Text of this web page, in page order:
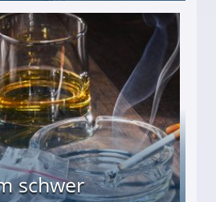
Ruin!
schwer